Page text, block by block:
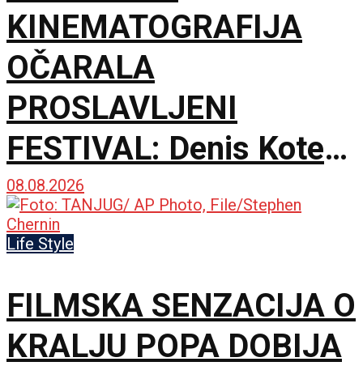
KINEMATOGRAFIJA
OČARALA
PROSLAVLJENI
FESTIVAL: Denis Kote
predstavio novu dramu
na 79. izdanju u
08.08.2026
Life Style
FILMSKA SENZACIJA O
KRALJU POPA DOBIJA